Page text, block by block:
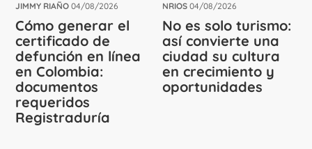
JIMMY RIAÑO 04/08/2026
Cómo generar el
certificado de
defunción en línea
en Colombia:
documentos
requeridos
Registraduría
NRIOS 04/08/2026
No es solo turismo:
así convierte una
ciudad su cultura
en crecimiento y
oportunidades